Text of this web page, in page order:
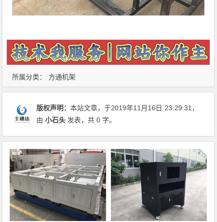
所属分类： 方通机架
版权声明：本站文章，于2019年11月16日 23:29:31 ，
由小石头 发表，共 0 字。